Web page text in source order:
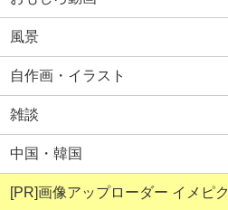
風景
自作画・イラスト
雑談
中国・韓国
[PR]画像アップローダー イメピク